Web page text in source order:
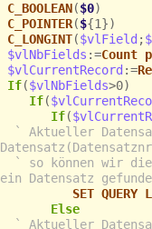
C_BOOLEAN($0)
C_POINTER(${1})
C_LONGINT($vlField ;
$vlNbFields :=Count
$vlCurrentRecord :=
If($vlNbFields>0)
If(
If(
` Aktueller
` so können wir die
ein Datensatz
SET QUERY
Else
` Aktueller